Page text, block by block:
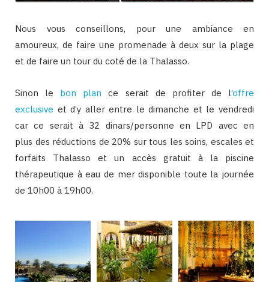
Nous vous conseillons, pour une ambiance en
amoureux, de faire une promenade à deux sur la plage
et de faire un tour du coté de la Thalasso.
Sinon le bon plance serait de profiter de l‘offre
exclusive et d’y aller entre le dimanche et le vendredi
car ce serait à 32 dinars/personne en LPD avec en
plus des réductions de 20% sur tous les soins, escales et
forfaits Thalasso et un accès gratuit à la piscine
thérapeutique à eau de mer disponible toute la journée
de 10h00 à 19h00.